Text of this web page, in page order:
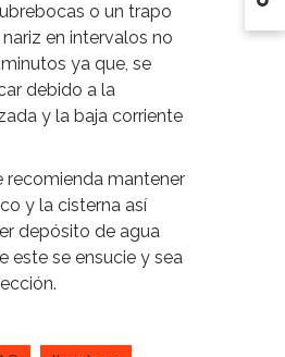
o un trapo
en intervalos no
ya que, se
debido a la
y la baja corriente
recomienda mantener
y la cisterna así
depósito de agua
este se ensucie y sea